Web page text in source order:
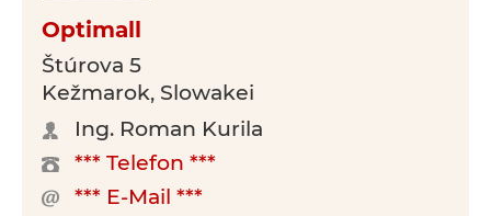
Optimall
Štúrova 5
Kežmarok, Slowakei
Ing. Roman Kurila
*** Telefon ***
*** E-Mail ***